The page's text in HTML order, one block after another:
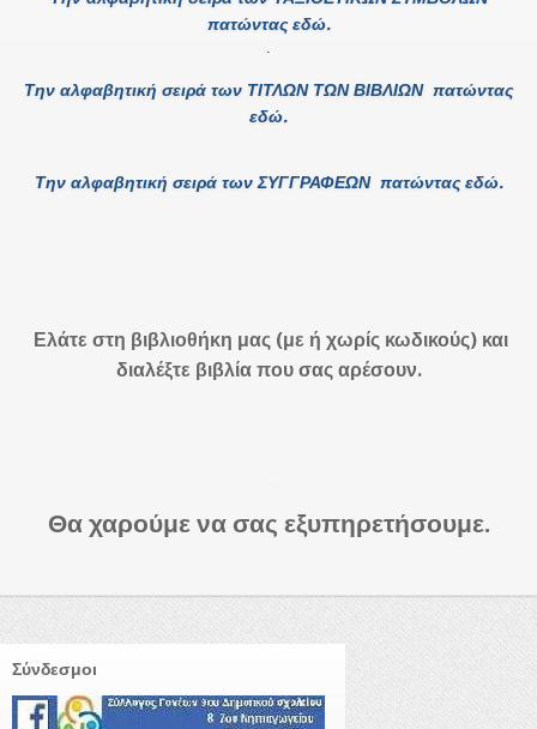
πατώντας εδώ.
Την αλφαβητική σειρά των ΤΙΤΛΩΝ ΤΩΝ ΒΙΒΛΙΩΝ πατώντας
εδώ.
Την αλφαβητική σειρά των ΣΥΓΓΡΑΦΕΩΝ πατώντας εδώ.
Ελάτε στη βιβλιοθήκη μας (με ή χωρίς κωδικούς) και
διαλέξτε βιβλία που σας αρέσουν.
Θα χαρούμε να σας εξυπηρετήσουμε.
Σύνδεσμοι